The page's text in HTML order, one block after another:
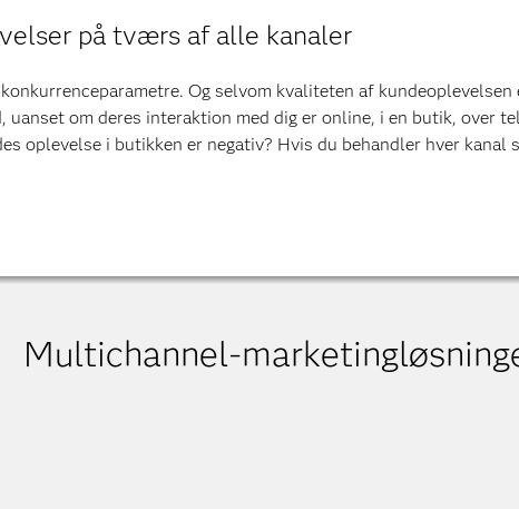
på tværs af alle kanaler
Og selvom kvaliteten af
uanset om deres interaktion med dig er online, i en butik, over
oplevelse i butikken er negativ? Hvis du behandler hver kanal
Multichannel-